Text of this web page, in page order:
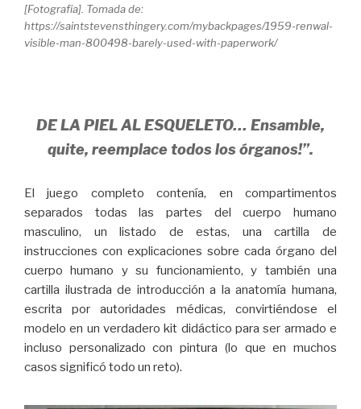
[Fotografía]. Tomada de:
https://saintstevensthingery.com/mybackpages/1959-renwal-
visible-man-800498-barely-used-with-paperwork/
DE LA PIEL AL ESQUELETO… Ensamble,
quite, reemplace todos los órganos!”.
El juego completo contenía, en compartimentos
separados todas las partes del cuerpo humano
masculino, un listado de estas, una cartilla de
instrucciones con explicaciones sobre cada órgano del
cuerpo humano y su funcionamiento, y también una
cartilla ilustrada de introducción a la anatomía humana,
escrita por autoridades médicas, convirtiéndose el
modelo en un verdadero kit didáctico para ser armado e
incluso personalizado con pintura (lo que en muchos
casos significó todo un reto).